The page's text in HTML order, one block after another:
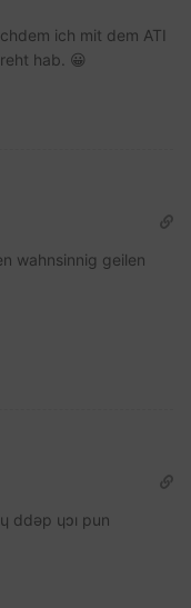
ich mit dem ATI
hab. 😀
wahnsinnig geilen
ddǝp ɥɔı pun